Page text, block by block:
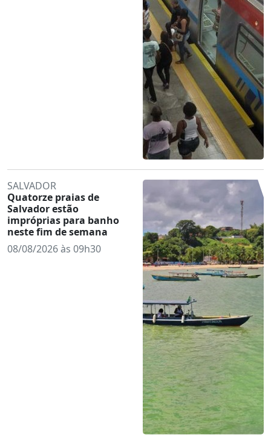
SALVADOR
Quatorze praias de
Salvador estão
impróprias para banho
neste fim de semana
08/08/2026 às 09h30